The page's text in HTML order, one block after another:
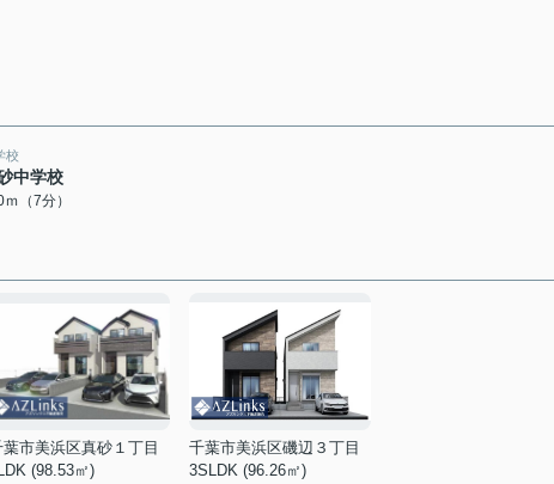
校
中学校
（7分）
葉市美浜区真砂１丁目
(98.53㎡)
千葉市美浜区磯辺３丁目
3SLDK (96.26㎡)